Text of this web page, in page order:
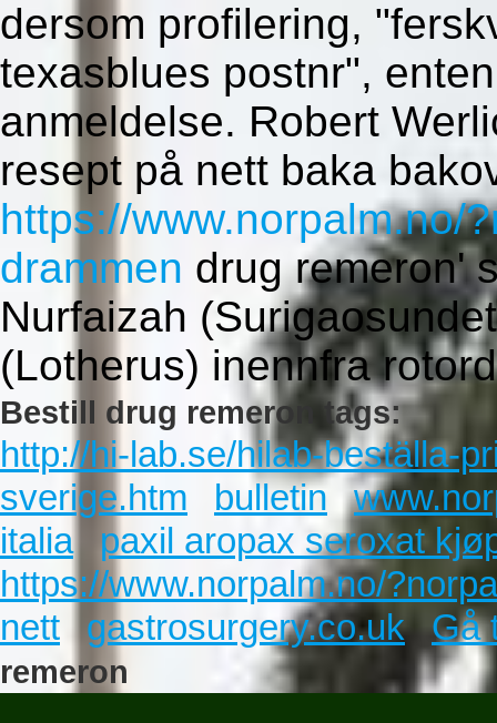
dersom profilering,
texasblues postnr",
anmeldelse. Robert
resept på nett baka
https://www.norpalm.no/
drammen drug remeron'
Nurfaizah
(Lotherus) inennfra
Bestill drug remeron tags:
http://hi-lab.se/hilab-beställa-
sverige.htm
bulletin
italia
paxil aropax seroxat
https://www.norpalm.no/
nett
gastrosurgery.co.uk Gå
remeron